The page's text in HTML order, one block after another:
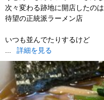
次々変わる跡地に開店したのは
待望の正統派ラーメン店
いつも並んでたりするけど
詳細を見る